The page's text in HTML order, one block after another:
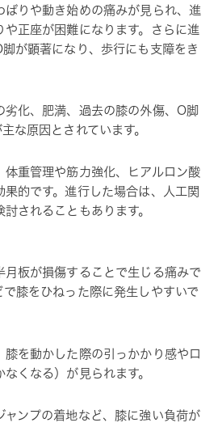
ばりや動き始めの痛みが見られ、進
正座が困難になります。さらに進
が顕著になり、歩行にも支障をき
化、肥満、過去の膝の外傷、O脚
な原因とされています。
体重管理や筋力強化、ヒアルロン酸
的です。進行した場合は、人工関
されることもあります。
月板が損傷することで生じる痛みで
膝をひねった際に発生しやすいで
を動かした際の引っかかり感やロ
くなる）が見られます。
ャンプの着地など、膝に強い負荷が